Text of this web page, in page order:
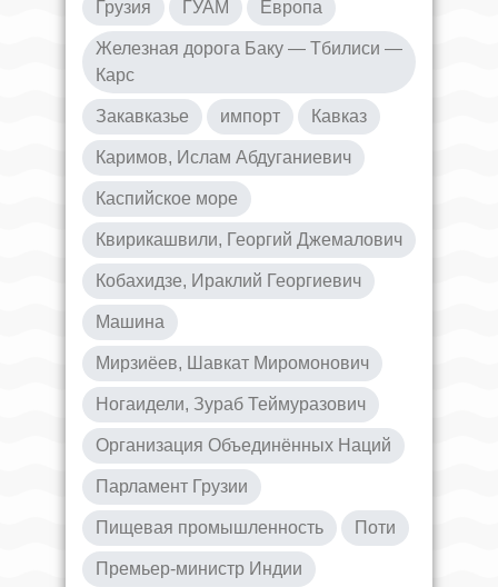
Грузия ГУАМ Европа
Железная дорога Баку — Тбилиси —
Карс
Закавказье импорт Кавказ
Каримов, Ислам Абдуганиевич
Каспийское море
Квирикашвили, Георгий Джемалович
Кобахидзе, Ираклий Георгиевич
Машина
Мирзиёев, Шавкат Миромонович
Ногаидели, Зураб Теймуразович
Организация Объединённых Наций
Парламент Грузии
Пищевая промышленность Поти
Премьер-министр Индии